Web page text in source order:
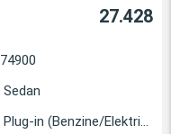
27.428
74900
Sedan
Plug-in (Benzine/Elektrisch)